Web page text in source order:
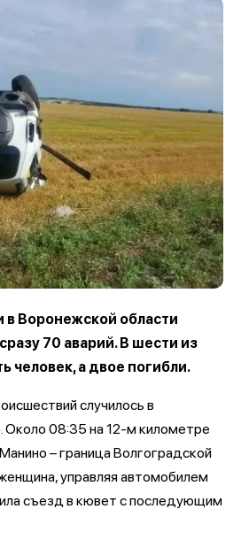
в Воронежской области
70 аварий. В шести из
человек, а двое погибли.
случилось в
Около 08:35 на 12-м километре
– граница Волгоградской
управляя автомобилем
съезд в кювет с последующим